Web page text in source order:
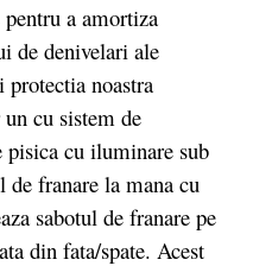
a amortiza
de denivelari ale
protectia noastra
cu sistem de
cu iluminare sub
de franare la mana cu
sabotul de franare pe
din fata/spate. Acest